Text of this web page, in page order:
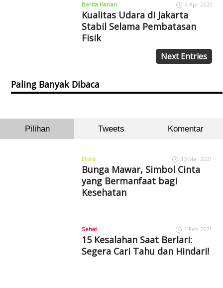
Berita Harian 4 Apr 2020
Kualitas Udara di Jakarta
Stabil Selama Pembatasan
Fisik
Next Entries
Paling Banyak Dibaca
Pilihan Tweets Komentar
Flora 13 Mar 2021
Bunga Mawar, Simbol Cinta
yang Bermanfaat bagi
Kesehatan
Sehat 1 Feb 2021
15 Kesalahan Saat Berlari:
Segera Cari Tahu dan Hindari!